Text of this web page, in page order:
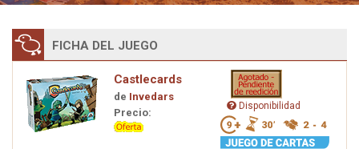
FICHA DEL JUEGO
Castlecards
de Invedars
Precio:
Disponibilidad